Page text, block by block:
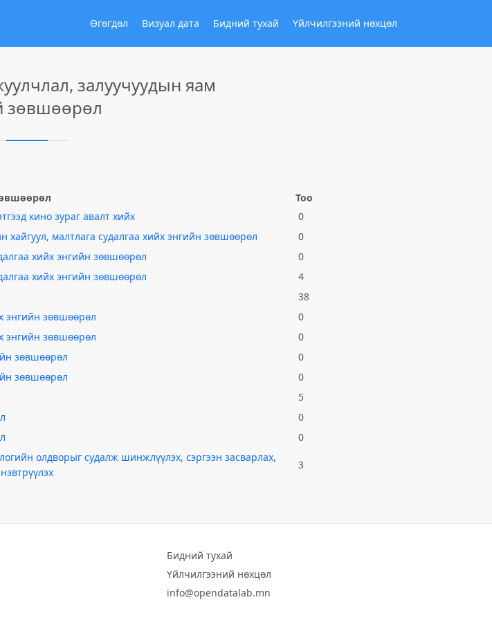
Өгөгдөл Визуал дата Бидний тухай Үйлчилгээний нөхцөл
залуучуудын яам
зөвшөөрөл
Тоо
кино зураг авалт хийх
0
хайгуул, малтлага судалгаа хийх энгийн зөвшөөрөл
0
хийх энгийн зөвшөөрөл
0
хийх энгийн зөвшөөрөл
4
38
энгийн зөвшөөрөл
0
энгийн зөвшөөрөл
0
зөвшөөрөл
0
зөвшөөрөл
0
5
0
0
олдворыг судалж шинжлүүлэх, сэргээн засварлах,
3
Бидний тухай
Үйлчилгээний нөхцөл
info@opendatalab.mn